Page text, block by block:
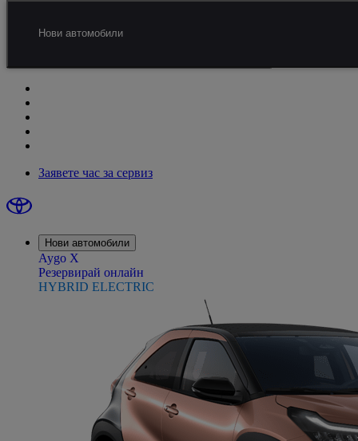
Свържете се с нас
Заявете час за сервиз
Нови автомобили
Aygo X
Резервирай онлайн
HYBRID ELECTRIC
Нови автомобили